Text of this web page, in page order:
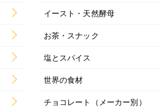
イースト・天然酵母
お茶・スナック
塩とスパイス
世界の食材
チョコレート（メーカー別）